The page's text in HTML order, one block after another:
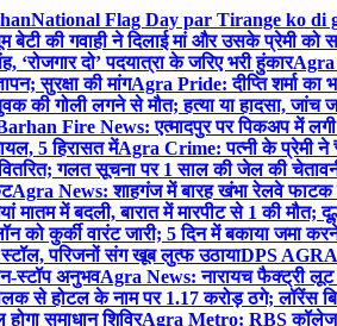
National Flag Day par Tirange ko di
बेटी की गवाही ने दिलाई मां और उसके प्रेमी को
दो’ पदयात्रा के जरिए भरी हुंकारAgra
सुरक्षा की मांगAgra Pride: दीप्ति शर्मा
की गोली लगने से मौत; हत्या या हादसा, जांच
Fire News: एत्मादपुर पर पिकअप में
5 हिरासत मेंAgra Crime: पत्नी के प्रेमी ने
गलत सूचना पर 1 साल की जेल की
Agra News: शाहगंज में बारह खंभा रेलवे
मातम में बदली, बारात में मारपीट से 1 की मौत;
को कुर्की वारंट जारी; 5 दिन में बकाया जमा
परिजनों संग खूब लुत्फ उठायाDPS AGRA:
स्टॉप अनुभवAgra News: नारायच फैक्ट्री
से होटल के नाम पर 1.17 करोड़ ठगे; लॉरेंस
समाधान शिविरAgra Metro: RBS कॉलेज